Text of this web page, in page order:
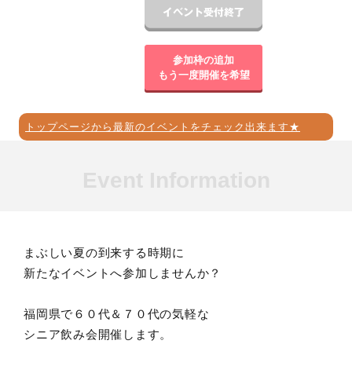
参加枠の追加
もう一度開催を希望
トップページから最新のイベントをチェック出来ます★
まぶしい夏の到来する時期に
新たなイベントへ参加しませんか？
福岡県で６０代＆７０代の気軽な
シニア飲み会開催します。